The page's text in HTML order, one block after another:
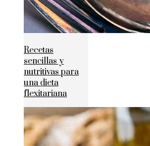
Recetas
sencillas y
nutritivas para
una dieta
flexitariana